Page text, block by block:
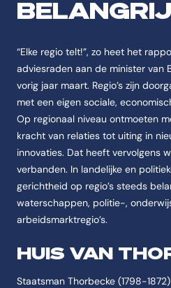
“Elke regio telt!”, zo heet het
adviesraden aan de minister van
vorig jaar maart. Regio’s zijn
met een eigen sociale,
Op regionaal niveau ontmoeten
kracht van relaties tot uiting in
innovaties. Dat heeft vervolgens
verbanden. In landelijke en
gerichtheid op regio’s steeds
waterschappen, politie-,
arbeidsmarktregio’s.
HUIS VAN
Staatsman Thorbecke (1798-